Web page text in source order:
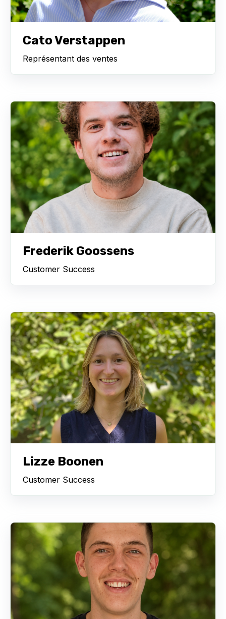
Cato Verstappen
Représentant des ventes
Frederik Goossens
Customer Success
Lizze Boonen
Customer Success